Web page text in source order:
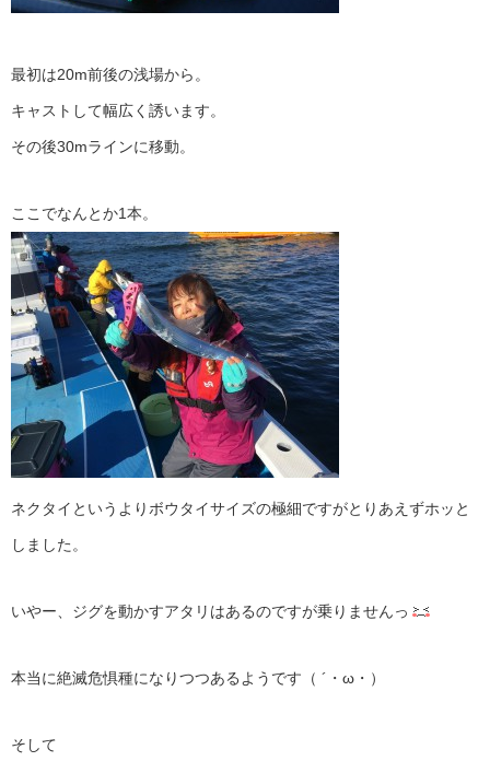
最初は20m前後の浅場から。
キャストして幅広く誘います。
その後30mラインに移動。
ここでなんとか1本。
ネクタイというよりボウタイサイズの極細ですがとりあえずホッと
しました。
いやー、ジグを動かすアタリはあるのですが乗りませんっ
本当に絶滅危惧種になりつつあるようです（ ´・ω・）
そして